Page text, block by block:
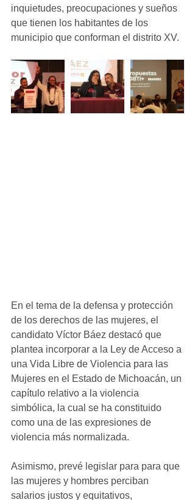
inquietudes, preocupaciones y sueños
que tienen los habitantes de los
municipio que conforman el distrito XV.
En el tema de la defensa y protección
de los derechos de las mujeres, el
candidato Víctor Báez destacó que
plantea incorporar a la Ley de Acceso a
una Vida Libre de Violencia para las
Mujeres en el Estado de Michoacán, un
capítulo relativo a la violencia
simbólica, la cual se ha constituido
como una de las expresiones de
violencia más normalizada.
Asimismo, prevé legislar para para que
las mujeres y hombres perciban
salarios justos y equitativos,